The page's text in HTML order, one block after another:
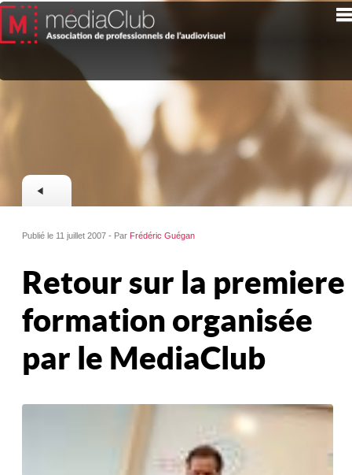
Publié le 11 juillet 2007 - Par Frédéric Guégan
Retour sur la premiere
formation organisée
par le MediaClub